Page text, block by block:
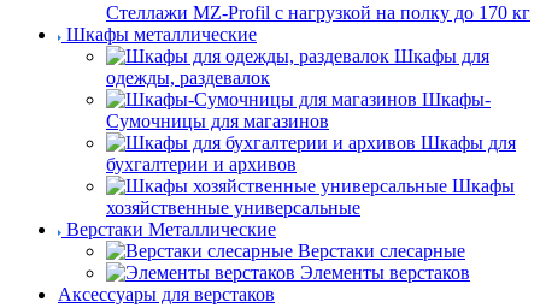
Стеллажи MZ-Profil с нагрузкой на полку до 170 кг
Шкафы металлические
Шкафы для
одежды, раздевалок
Шкафы-
Сумочницы для магазинов
Шкафы для
бухгалтерии и архивов
Шкафы
хозяйственные универсальные
Верстаки Металлические
Верстаки слесарные
Элементы верстаков
Аксессуары для верстаков